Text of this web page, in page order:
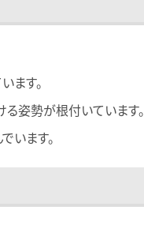
ます。
る姿勢が根付いています。
います。